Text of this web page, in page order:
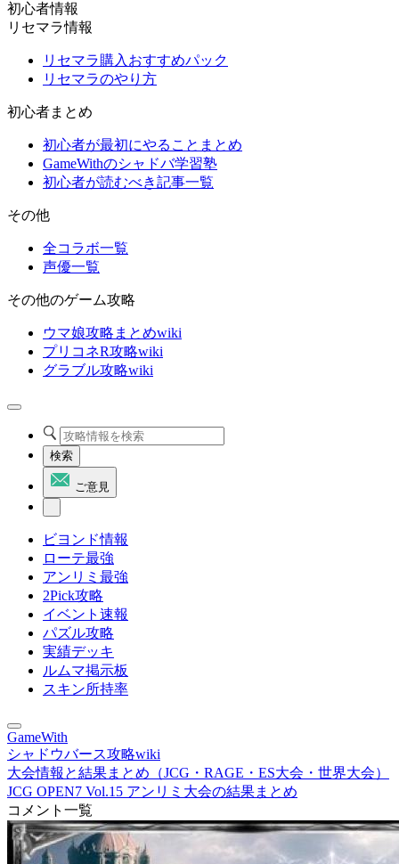
初心者情報
リセマラ情報
リセマラ購入おすすめパック
リセマラのやり方
初心者まとめ
初心者が最初にやることまとめ
GameWithのシャドバ学習塾
初心者が読むべき記事一覧
その他
全コラボ一覧
声優一覧
その他のゲーム攻略
ウマ娘攻略まとめwiki
プリコネR攻略wiki
グラブル攻略wiki
検索
ご意見
ビヨンド情報
ローテ最強
アンリミ最強
2Pick攻略
イベント速報
パズル攻略
実績デッキ
ルムマ掲示板
スキン所持率
GameWith
シャドウバース攻略wiki
大会情報と結果まとめ（JCG・RAGE・ES大会・世界大会）
JCG OPEN7 Vol.15 アンリミ大会の結果まとめ
コメント一覧